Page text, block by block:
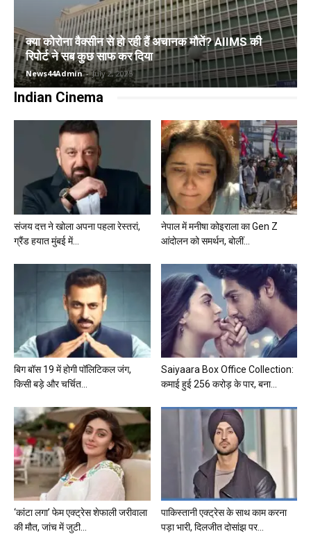
क्या कोरोना वैक्सीन से हो रही हैं अचानक मौतें? AIIMS की
रिपोर्ट ने सब कुछ साफ कर दिया
News44Admin - July 2, 2025
Indian Cinema
संजय दत्त ने खोला अपना पहला रेस्तरां,
ग्रैंड हयात मुंबई में...
नेपाल में मनीषा कोइराला का Gen Z
आंदोलन को समर्थन, बोलीं...
बिग बॉस 19 में होगी पॉलिटिकल जंग,
किसी बड़े और चर्चित...
Saiyaara Box Office Collection:
कमाई हुई 256 करोड़ के पार, बना...
‘कांटा लगा’ फेम एक्ट्रेस शेफाली जरीवाला
की मौत, जांच में जुटी...
पाकिस्तानी एक्ट्रेस के साथ काम करना
पड़ा भारी, दिलजीत दोसांझ पर...